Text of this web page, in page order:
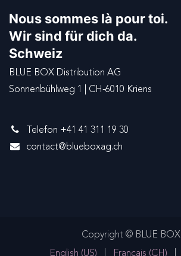
Nous sommes là pour toi.
Wir sind für dich da.
Schweiz
BLUE BOX Distribution AG
Sonnenbühlweg 1 | CH-6010 Kriens
Telefon +41 41 311 19 30
contact@blueboxag.ch
Copyright © BLUE BOX
English (US)
Français (CH)